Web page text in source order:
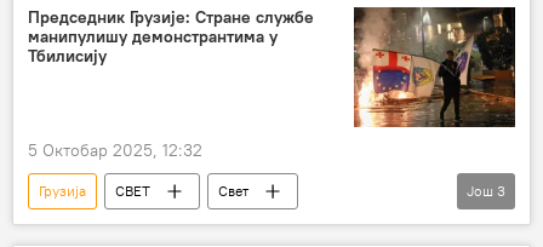
опозиција
Председник Грузије: Стране службе
манипулишу демонстрантима у
Тбилисију
5 Октобар 2025, 12:32
Грузија СВЕТ
Свет
Свет – политика
протести
Још 3